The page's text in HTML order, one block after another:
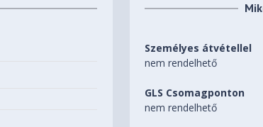
Személyes átvétellel
nem rendelhető
GLS Csomagponton
nem rendelhető